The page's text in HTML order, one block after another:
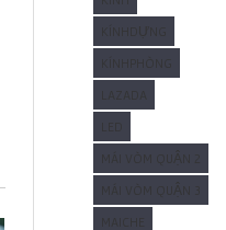
KÍNHDỰNG
LAZADA
MÁI VÒM QUẬN 2
MÁI VÒM QUẬN 3
MAICHE